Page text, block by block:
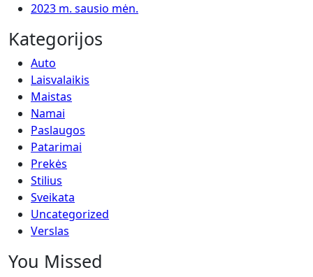
2023 m. sausio mėn.
Kategorijos
Auto
Laisvalaikis
Maistas
Namai
Paslaugos
Patarimai
Prekės
Stilius
Sveikata
Uncategorized
Verslas
You Missed